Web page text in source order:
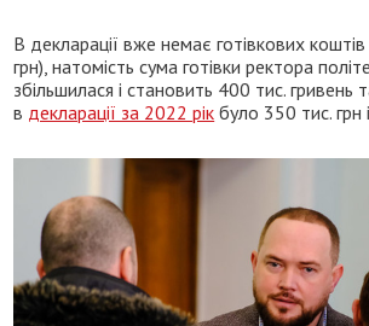
В декларації вже немає готівкових
грн), натомість сума готівки ректора
збільшилася і становить 400 тис. гривень
в декларації за 2022 рік було 350 тис. грн